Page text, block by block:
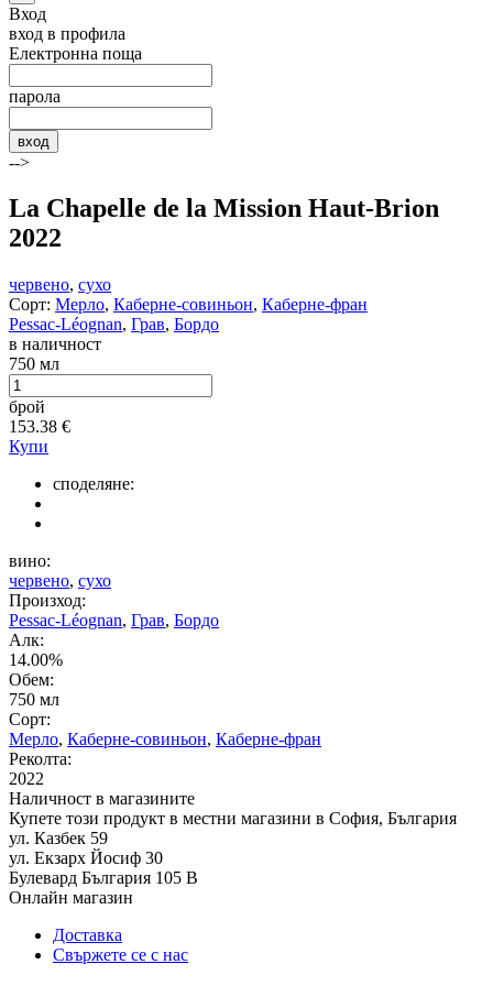
Вход
вход в профила
Електронна поща
парола
вход
-->
La Chapelle de la Mission Haut-Brion
2022
червено, сухо
Сорт: Мерло, Каберне-совиньон, Каберне-фран
Pessac-Léognan, Грав, Бордо
в наличност
750 мл
брой
153.38 €
Купи
споделяне:
вино:
червено, сухо
Произход:
Pessac-Léognan, Грав, Бордо
Алк:
14.00%
Обем:
750 мл
Сорт:
Мерло, Каберне-совиньон, Каберне-фран
Реколта:
2022
Наличност в магазините
Купете този продукт в местни магазини в София, България
ул. Казбек 59
ул. Екзарх Йосиф 30
Булевард България 105 В
Онлайн магазин
Доставка
Свържете се с нас